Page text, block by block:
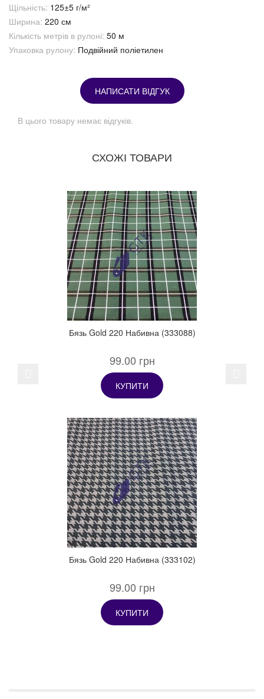
Щільність: 125±5 г/м²
Ширина: 220 см
Кількість метрів в рулоні: 50 м
Упаковка рулону: Подвійний поліетилен
НАПИСАТИ ВІДГУК
В цього товару немає відгуків.
СХОЖІ ТОВАРИ
Бязь Gold 220 Набивна (333088)
99.00 грн
КУПИТИ
Бязь Gold 220 Набивна (333102)
99.00 грн
КУПИТИ